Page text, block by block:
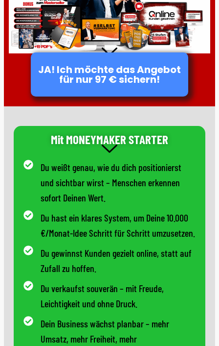
JA! Ich möchte das Angebot
für nur 97 € sichern!
Mit MONEYMAKER STARTER
Du weißt genau, wie du dich positionierst
und sichtbar wirst – Menschen erkennen
sofort Deinen Wert.
Du hast ein klares System, um Deine 10.000
€/Monat-Idee Schritt für Schritt umzusetzen.
Du gewinnst Kunden gezielt online, statt auf
Zufall zu hoffen.
Du verkaufst souverän – mit Freude,
Leichtigkeit und ohne Druck.
Dein Business wächst planbar – mehr
Umsatz, mehr Freiheit, mehr